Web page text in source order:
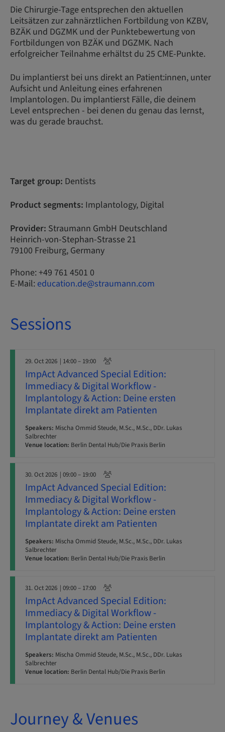
Die Chirurgie-Tage entsprechen den aktuellen
Leitsätzen zur zahnärztlichen Fortbildung von KZBV,
BZÄK und DGZMK und der Punktebewertung von
Fortbildungen von BZÄK und DGZMK. Nach
erfolgreicher Teilnahme erhältst du 25 CME-Punkte.
Du implantierst bei uns direkt an Patient:innen, unter
Aufsicht und Anleitung eines erfahrenen
Implantologen. Du implantierst Fälle, die deinem
Level entsprechen - bei denen du genau das lernst,
was du gerade brauchst.
Target group: Dentists
Product segments: Implantology, Digital
Provider: Straumann GmbH Deutschland
Heinrich-von-Stephan-Strasse 21
79100 Freiburg, Germany
Phone: +49 761 4501 0
E-Mail: education.de@straumann.com
Sessions
29. Oct 2026 | 14:00 – 19:00
ImpAct Advanced Special Edition:
Immediacy & Digital Workflow -
Implantology & Action: Deine ersten
Implantate direkt am Patienten
Speakers: Mischa Ommid Steude, M.Sc., M.Sc., DDr. Lukas
Salbrechter
Venue location: Berlin Dental Hub/Die Praxis Berlin
30. Oct 2026 | 09:00 – 19:00
ImpAct Advanced Special Edition:
Immediacy & Digital Workflow -
Implantology & Action: Deine ersten
Implantate direkt am Patienten
Speakers: Mischa Ommid Steude, M.Sc., M.Sc., DDr. Lukas
Salbrechter
Venue location: Berlin Dental Hub/Die Praxis Berlin
31. Oct 2026 | 09:00 – 17:00
ImpAct Advanced Special Edition:
Immediacy & Digital Workflow -
Implantology & Action: Deine ersten
Implantate direkt am Patienten
Speakers: Mischa Ommid Steude, M.Sc., M.Sc., DDr. Lukas
Salbrechter
Venue location: Berlin Dental Hub/Die Praxis Berlin
Journey & Venues